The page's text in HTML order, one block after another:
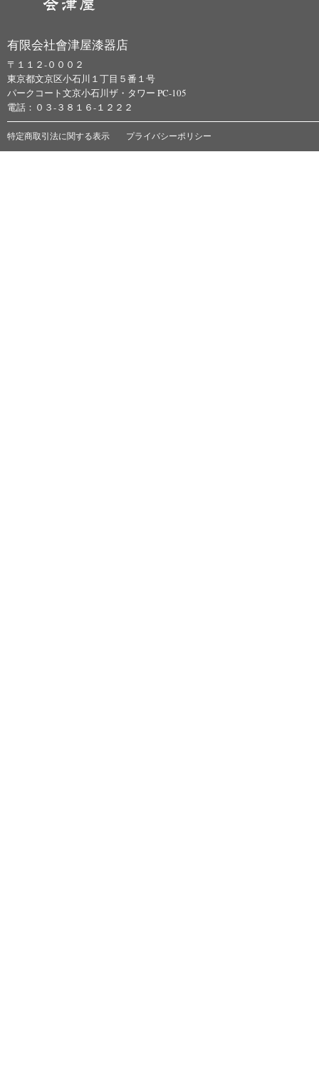
有限会社會津屋漆器店
〒１１２-０００２
東京都文京区小石川１丁目５番１号
パークコート文京小石川ザ・タワー PC-105
電話：０３-３８１６-１２２２
特定商取引法に関する表示 プライバシーポリシー